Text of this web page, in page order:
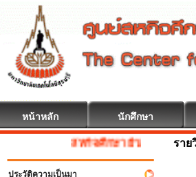
หน้าหลัก นักศึกษา
สหกิจศึกษา ยินดีต้อนรับ
ประวัติความเป็นมา
ราย